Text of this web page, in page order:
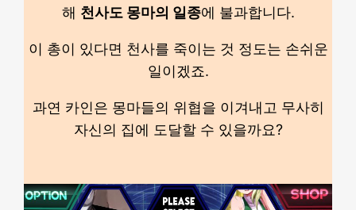
해 천사도 몽마의 일종에 불과합니다.
이 총이 있다면 천사를 죽이는 것 정도는 손쉬운
일이겠죠.
과연 카인은 몽마들의 위협을 이겨내고 무사히
자신의 집에 도달할 수 있을까요?